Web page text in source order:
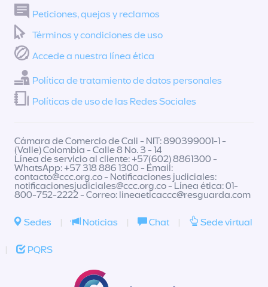
Peticiones, quejas y reclamos
Términos y condiciones de uso
Accede a nuestra línea ética
Política de tratamiento de datos personales
Políticas de uso de las Redes Sociales
Cámara de Comercio de Cali - NIT: 890399001-1 -
(Valle) Colombia - Calle 8 No. 3 - 14
Línea de servicio al cliente: +57(602) 8861300 -
WhatsApp: +57 318 886 1300 - Email:
contacto@ccc.org.co- Notificaciones judiciales:
notificacionesjudiciales@ccc.org.co- Línea ética: 01-
800-752-2222 - Correo: lineaeticaccc@resguarda.com
Sedes | Noticias | Chat | Sede virtual
| PQRS